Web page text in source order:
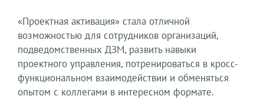
«Проектная активация» стала отличной
возможностью для сотрудников организаций,
подведомственных ДЗМ, развить навыки
проектного управления, потренироваться в кросс-
функциональном взаимодействии и обменяться
опытом с коллегами в интересном формате.